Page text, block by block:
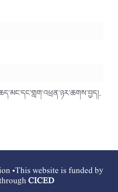
•This website is funded by
CICED